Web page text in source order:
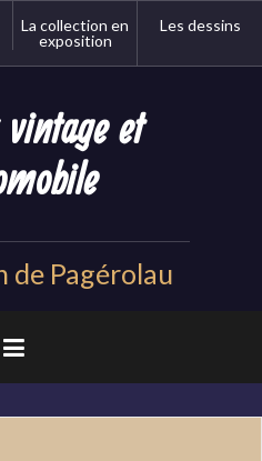
La collection en
exposition
Les dessins
et
de Pagérolau